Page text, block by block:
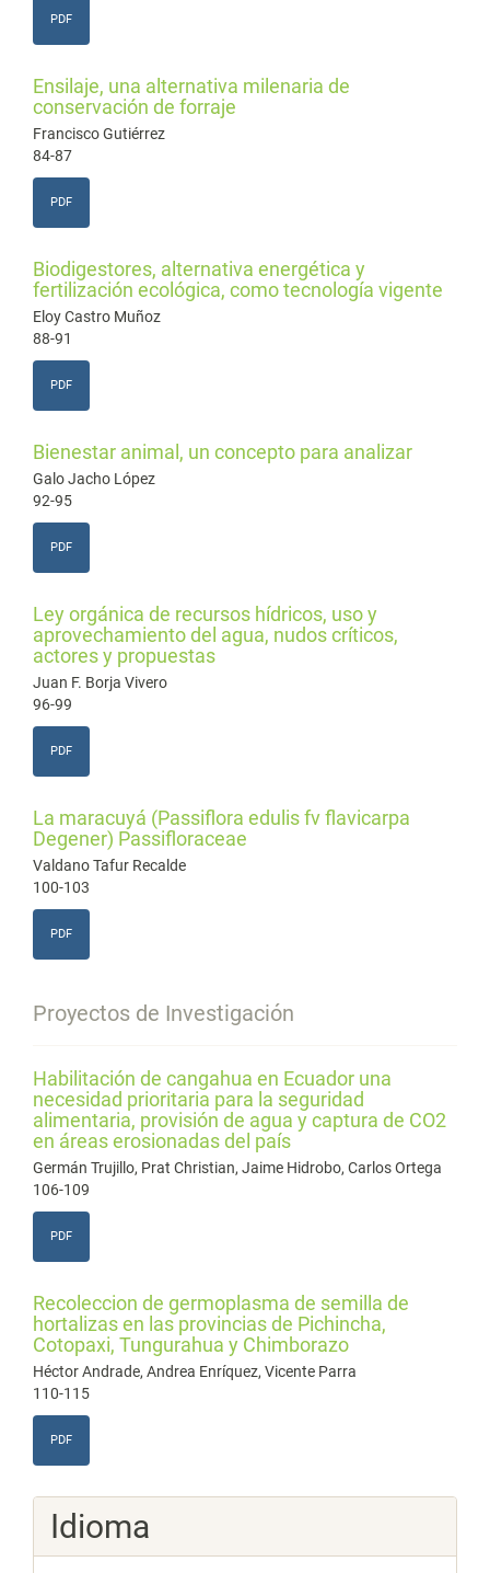
PDF
Ensilaje, una alternativa milenaria de
conservación de forraje
Francisco Gutiérrez
84-87
PDF
Biodigestores, alternativa energética y
fertilización ecológica, como tecnología vigente
Eloy Castro Muñoz
88-91
PDF
Bienestar animal, un concepto para analizar
Galo Jacho López
92-95
PDF
Ley orgánica de recursos hídricos, uso y
aprovechamiento del agua, nudos críticos,
actores y propuestas
Juan F. Borja Vivero
96-99
PDF
La maracuyá (Passiflora edulis fv flavicarpa
Degener) Passifloraceae
Valdano Tafur Recalde
100-103
PDF
Proyectos de Investigación
Habilitación de cangahua en Ecuador una
necesidad prioritaria para la seguridad
alimentaria, provisión de agua y captura de CO2
en áreas erosionadas del país
Germán Trujillo, Prat Christian, Jaime Hidrobo, Carlos Ortega
106-109
PDF
Recoleccion de germoplasma de semilla de
hortalizas en las provincias de Pichincha,
Cotopaxi, Tungurahua y Chimborazo
Héctor Andrade, Andrea Enríquez, Vicente Parra
110-115
PDF
Idioma